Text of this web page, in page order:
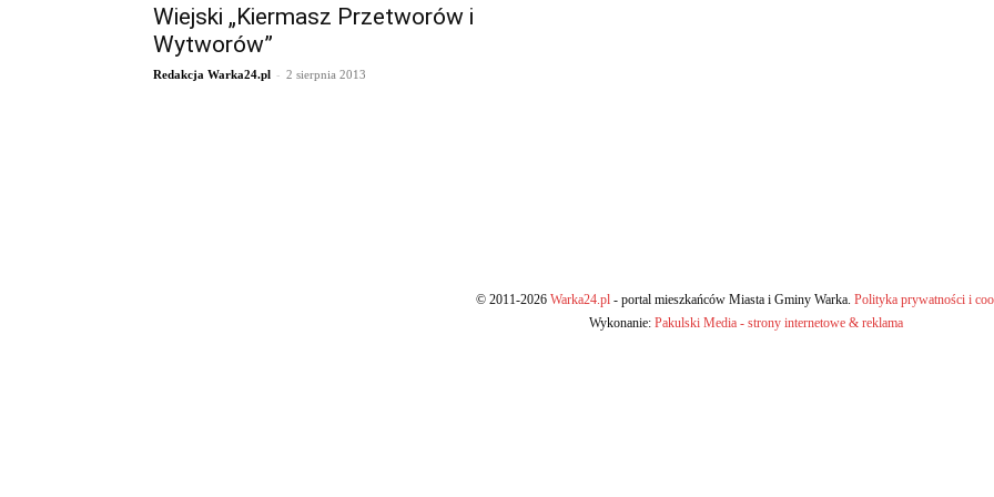
Wiejski „Kiermasz Przetworów i
Wytworów”
Redakcja Warka24.pl - 2 sierpnia 2013
© 2011-2026 Warka24.pl - portal mieszkańców Miasta i Gminy Warka. Polityka prywatności i
Wykonanie: Pakulski Media - strony internetowe & reklama